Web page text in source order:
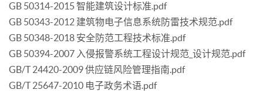
GB 50314-2015 智能建筑设计标准.pdf
GB 50343-2012 建筑物电子信息系统防雷技术规范.pdf
GB 50348-2018 安全防范工程技术标准.pdf
GB 50394-2007 入侵报警系统工程设计规范_设计规范.pdf
GB/T 24420-2009 供应链风险管理指南.pdf
GB/T 25647-2010 电子政务术语.pdf